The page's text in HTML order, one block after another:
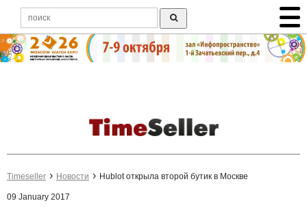
Timeseller Новости Hublot открыла второй бутик в Москве
09 January 2017